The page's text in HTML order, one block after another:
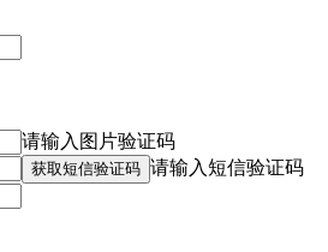
请输入图片验证码
获取短信验证码 请输入短信验证码